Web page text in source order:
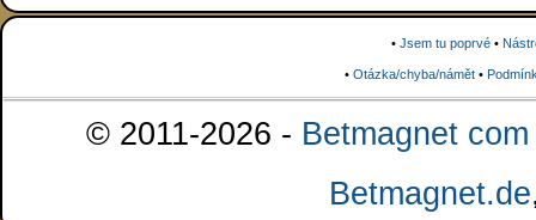
• Jsem tu poprvé •
• Otázka/chyba/námět•
© 2011-2026 - Betmagnet
Betmagnet.de